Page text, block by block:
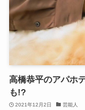
高橋恭平のアパホ
も!?
2021年12月2日 芸能人